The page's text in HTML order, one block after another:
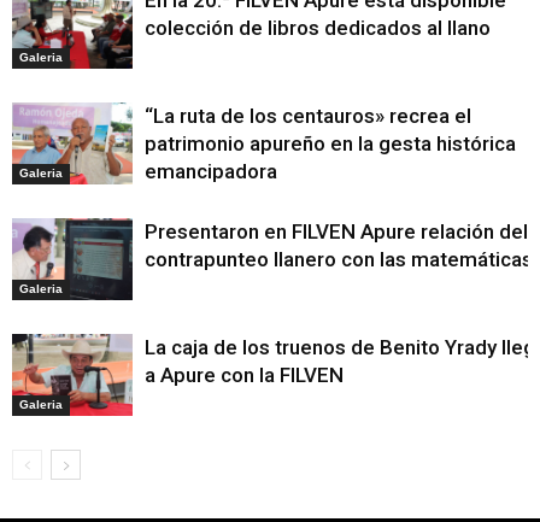
Galeria
colección de libros dedicados al llano
Galeria
“La ruta de los centauros» recrea el
patrimonio apureño en la gesta histórica
emancipadora
Galeria
Presentaron en FILVEN Apure relación del
contrapunteo llanero con las matemáticas
Galeria
La caja de los truenos de Benito Yrady
a Apure con la FILVEN